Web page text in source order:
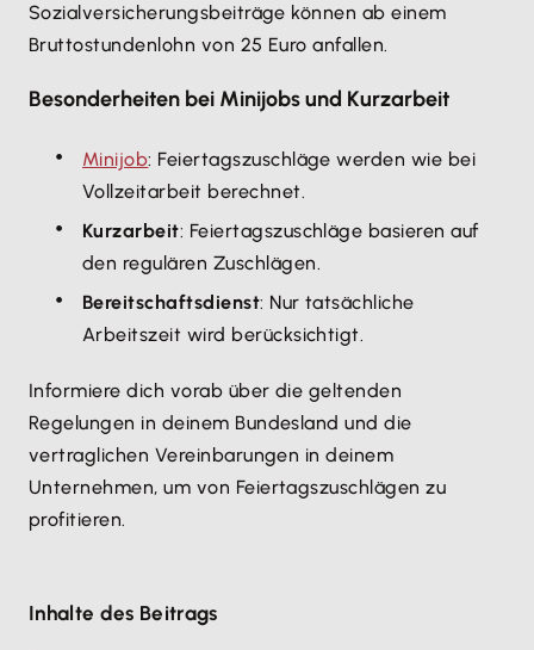
Sozialversicherungsbeiträge können ab einem
Bruttostundenlohn von 25 Euro anfallen.
Besonderheiten bei Minijobs und Kurzarbeit
Minijob: Feiertagszuschläge werden wie bei
Vollzeitarbeit berechnet.
Kurzarbeit: Feiertagszuschläge basieren auf
den regulären Zuschlägen.
Bereitschaftsdienst: Nur tatsächliche
Arbeitszeit wird berücksichtigt.
Informiere dich vorab über die geltenden
Regelungen in deinem Bundesland und die
vertraglichen Vereinbarungen in deinem
Unternehmen, um von Feiertagszuschlägen zu
profitieren.
Inhalte des Beitrags